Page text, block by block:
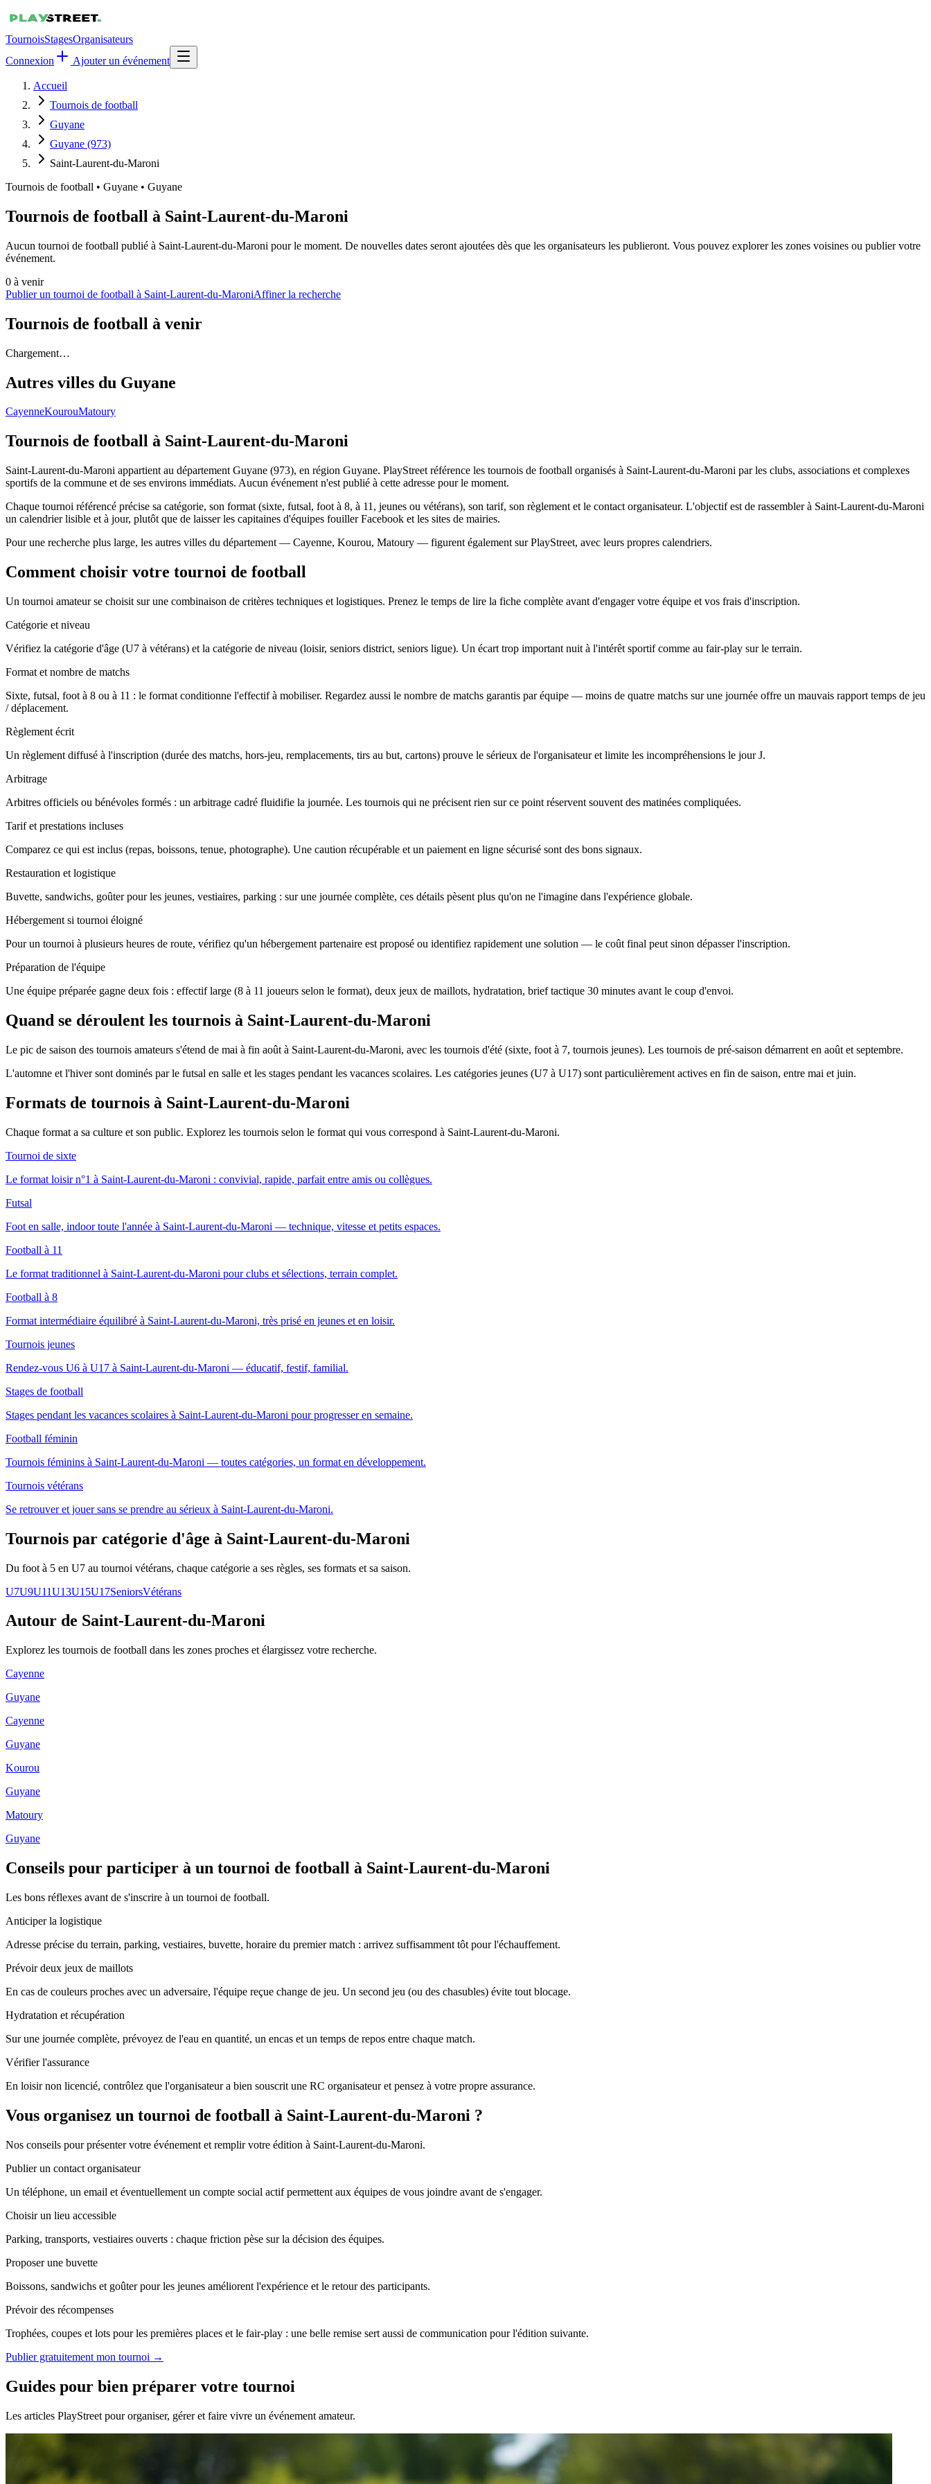
TournoisStagesOrganisateurs
Connexion
Ajouter un événement
Accueil
Tournois de football
Guyane
Guyane (973)
Saint-Laurent-du-Maroni
Tournois de football • Guyane • Guyane
Tournois de football à Saint-Laurent-du-Maroni
Aucun tournoi de football publié à Saint-Laurent-du-Maroni pour le moment. De nouvelles dates seront ajoutées dès que les organisateurs les publieront. Vous pouvez explorer les zones voisines ou publier votre
événement.
0 à venir
Publier un tournoi de football à Saint-Laurent-du-MaroniAffiner la recherche
Tournois de football à venir
Chargement…
Autres villes du Guyane
CayenneKourouMatoury
Tournois de football à Saint-Laurent-du-Maroni
Saint-Laurent-du-Maroni appartient au département Guyane (973), en région Guyane. PlayStreet référence les tournois de football organisés à Saint-Laurent-du-Maroni par les clubs, associations et complexes
sportifs de la commune et de ses environs immédiats. Aucun événement n'est publié à cette adresse pour le moment.
Chaque tournoi référencé précise sa catégorie, son format (sixte, futsal, foot à 8, à 11, jeunes ou vétérans), son tarif, son règlement et le contact organisateur. L'objectif est de rassembler à Saint-Laurent-du-Maroni
un calendrier lisible et à jour, plutôt que de laisser les capitaines d'équipes fouiller Facebook et les sites de mairies.
Pour une recherche plus large, les autres villes du département — Cayenne, Kourou, Matoury — figurent également sur PlayStreet, avec leurs propres calendriers.
Comment choisir votre tournoi de football
Un tournoi amateur se choisit sur une combinaison de critères techniques et logistiques. Prenez le temps de lire la fiche complète avant d'engager votre équipe et vos frais d'inscription.
Catégorie et niveau
Vérifiez la catégorie d'âge (U7 à vétérans) et la catégorie de niveau (loisir, seniors district, seniors ligue). Un écart trop important nuit à l'intérêt sportif comme au fair-play sur le terrain.
Format et nombre de matchs
Sixte, futsal, foot à 8 ou à 11 : le format conditionne l'effectif à mobiliser. Regardez aussi le nombre de matchs garantis par équipe — moins de quatre matchs sur une journée offre un mauvais rapport temps de jeu
/ déplacement.
Règlement écrit
Un règlement diffusé à l'inscription (durée des matchs, hors-jeu, remplacements, tirs au but, cartons) prouve le sérieux de l'organisateur et limite les incompréhensions le jour J.
Arbitrage
Arbitres officiels ou bénévoles formés : un arbitrage cadré fluidifie la journée. Les tournois qui ne précisent rien sur ce point réservent souvent des matinées compliquées.
Tarif et prestations incluses
Comparez ce qui est inclus (repas, boissons, tenue, photographe). Une caution récupérable et un paiement en ligne sécurisé sont des bons signaux.
Restauration et logistique
Buvette, sandwichs, goûter pour les jeunes, vestiaires, parking : sur une journée complète, ces détails pèsent plus qu'on ne l'imagine dans l'expérience globale.
Hébergement si tournoi éloigné
Pour un tournoi à plusieurs heures de route, vérifiez qu'un hébergement partenaire est proposé ou identifiez rapidement une solution — le coût final peut sinon dépasser l'inscription.
Préparation de l'équipe
Une équipe préparée gagne deux fois : effectif large (8 à 11 joueurs selon le format), deux jeux de maillots, hydratation, brief tactique 30 minutes avant le coup d'envoi.
Quand se déroulent les tournois à Saint-Laurent-du-Maroni
Le pic de saison des tournois amateurs s'étend de mai à fin août à Saint-Laurent-du-Maroni, avec les tournois d'été (sixte, foot à 7, tournois jeunes). Les tournois de pré-saison démarrent en août et septembre.
L'automne et l'hiver sont dominés par le futsal en salle et les stages pendant les vacances scolaires. Les catégories jeunes (U7 à U17) sont particulièrement actives en fin de saison, entre mai et juin.
Formats de tournois à Saint-Laurent-du-Maroni
Chaque format a sa culture et son public. Explorez les tournois selon le format qui vous correspond à Saint-Laurent-du-Maroni.
Tournoi de sixte
Le format loisir n°1 à Saint-Laurent-du-Maroni : convivial, rapide, parfait entre amis ou collègues.
Futsal
Foot en salle, indoor toute l'année à Saint-Laurent-du-Maroni — technique, vitesse et petits espaces.
Football à 11
Le format traditionnel à Saint-Laurent-du-Maroni pour clubs et sélections, terrain complet.
Football à 8
Format intermédiaire équilibré à Saint-Laurent-du-Maroni, très prisé en jeunes et en loisir.
Tournois jeunes
Rendez-vous U6 à U17 à Saint-Laurent-du-Maroni — éducatif, festif, familial.
Stages de football
Stages pendant les vacances scolaires à Saint-Laurent-du-Maroni pour progresser en semaine.
Football féminin
Tournois féminins à Saint-Laurent-du-Maroni — toutes catégories, un format en développement.
Tournois vétérans
Se retrouver et jouer sans se prendre au sérieux à Saint-Laurent-du-Maroni.
Tournois par catégorie d'âge à Saint-Laurent-du-Maroni
Du foot à 5 en U7 au tournoi vétérans, chaque catégorie a ses règles, ses formats et sa saison.
U7U9U11U13U15U17SeniorsVétérans
Autour de Saint-Laurent-du-Maroni
Explorez les tournois de football dans les zones proches et élargissez votre recherche.
Cayenne
Guyane
Cayenne
Guyane
Kourou
Guyane
Matoury
Guyane
Conseils pour participer à un tournoi de football à Saint-Laurent-du-Maroni
Les bons réflexes avant de s'inscrire à un tournoi de football.
Anticiper la logistique
Adresse précise du terrain, parking, vestiaires, buvette, horaire du premier match : arrivez suffisamment tôt pour l'échauffement.
Prévoir deux jeux de maillots
En cas de couleurs proches avec un adversaire, l'équipe reçue change de jeu. Un second jeu (ou des chasubles) évite tout blocage.
Hydratation et récupération
Sur une journée complète, prévoyez de l'eau en quantité, un encas et un temps de repos entre chaque match.
Vérifier l'assurance
En loisir non licencié, contrôlez que l'organisateur a bien souscrit une RC organisateur et pensez à votre propre assurance.
Vous organisez un tournoi de football à Saint-Laurent-du-Maroni ?
Nos conseils pour présenter votre événement et remplir votre édition à Saint-Laurent-du-Maroni.
Publier un contact organisateur
Un téléphone, un email et éventuellement un compte social actif permettent aux équipes de vous joindre avant de s'engager.
Choisir un lieu accessible
Parking, transports, vestiaires ouverts : chaque friction pèse sur la décision des équipes.
Proposer une buvette
Boissons, sandwichs et goûter pour les jeunes améliorent l'expérience et le retour des participants.
Prévoir des récompenses
Trophées, coupes et lots pour les premières places et le fair-play : une belle remise sert aussi de communication pour l'édition suivante.
Publier gratuitement mon tournoi →
Guides pour bien préparer votre tournoi
Les articles PlayStreet pour organiser, gérer et faire vivre un événement amateur.